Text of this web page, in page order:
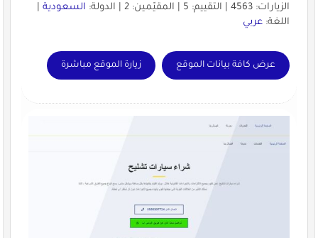
الزيارات: 4563 | التقييم: 5 | المقيّمين: 2 | الدولة:
السعودية|
اللغة: عربي
عرض كافة بيانات الموقع زيارة الموقع مباشرة